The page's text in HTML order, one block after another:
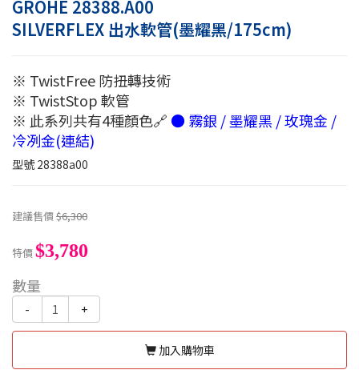
GROHE 28388.A00
SILVERFLEX 出水軟管(墨耀黑/175cm)
※ TwistFree 防扭轉技術
※ TwistStop 軟管
※ 此系列共有4種顏色🔗 ● 霧銀 / 墨耀黑 / 玫瑰金 /
冷冽金(連結)
型號28388a00
建議售價$6,300
特價$3,780
數量
- +
加入購物車